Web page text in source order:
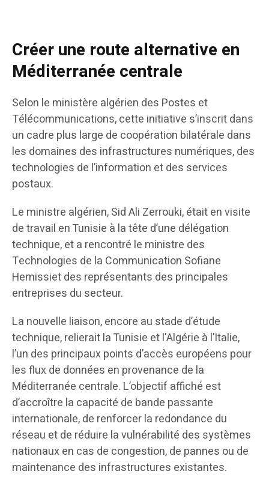
Créer une route alternative en
Méditerranée centrale
Selon le ministère algérien des Postes et
Télécommunications, cette initiative s’inscrit dans
un cadre plus large de coopération bilatérale dans
les domaines des infrastructures numériques, des
technologies de l’information et des services
postaux.
Le ministre algérien, Sid Ali Zerrouki, était en visite
de travail en Tunisie à la tête d’une délégation
technique, et a rencontré le ministre des
Technologies de la Communication Sofiane
Hemissiet des représentants des principales
entreprises du secteur.
La nouvelle liaison, encore au stade d’étude
technique, relierait la Tunisie et l’Algérie à l’Italie,
l’un des principaux points d’accès européens pour
les flux de données en provenance de la
Méditerranée centrale. L’objectif affiché est
d’accroître la capacité de bande passante
internationale, de renforcer la redondance du
réseau et de réduire la vulnérabilité des systèmes
nationaux en cas de congestion, de pannes ou de
maintenance des infrastructures existantes.